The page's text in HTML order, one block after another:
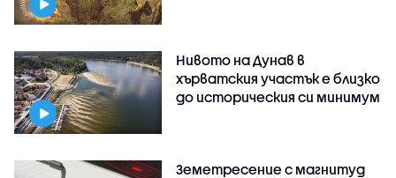
Нивото на Дунав в
хърватския участък е близко
до историческия си минимум
Земетресение с магнитуд